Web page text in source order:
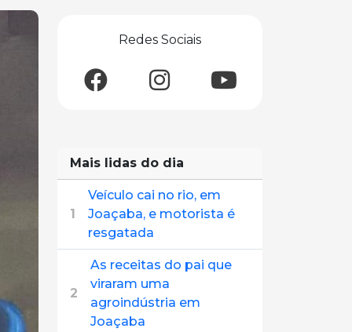
Redes Sociais
Mais lidas do dia
1
Veículo cai no rio, em
Joaçaba, e motorista é
resgatada
2
As receitas do pai que
viraram uma
agroindústria em
Joaçaba